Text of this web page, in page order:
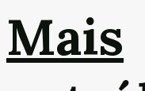
Mais